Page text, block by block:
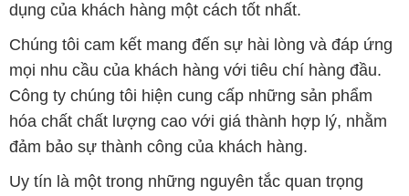
dụng của khách hàng một cách tốt nhất.
Chúng tôi cam kết mang đến sự hài lòng và đáp ứng
mọi nhu cầu của khách hàng với tiêu chí hàng đầu.
Công ty chúng tôi hiện cung cấp những sản phẩm
hóa chất chất lượng cao với giá thành hợp lý, nhằm
đảm bảo sự thành công của khách hàng.
Uy tín là một trong những nguyên tắc quan trọng